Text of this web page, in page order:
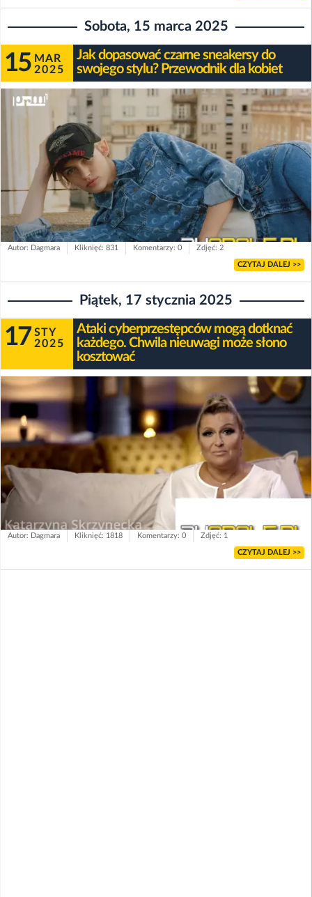
Sobota, 15 marca 2025
15 MAR
2025
Jak dopasować czarne sneakersy do
swojego stylu? Przewodnik dla kobiet
Autor: Dagmara Kliknięć: 831 Komentarzy: 0 Zdjęć: 2
CZYTAJ DALEJ >>
Piątek, 17 stycznia 2025
17 STY
2025
Ataki cyberprzestępców mogą dotknać
każdego. Chwila nieuwagi może słono
kosztować
Autor: Dagmara Kliknięć: 1818 Komentarzy: 0 Zdjęć: 1
CZYTAJ DALEJ >>